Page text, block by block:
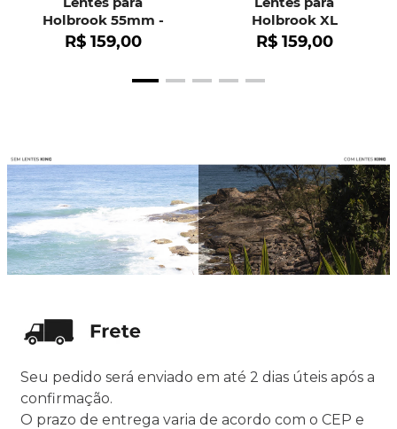
Holbrook 55mm -
OO9102
R$ 159,00
Holbrook XL
R$ 159,00
Seu pedido será enviado em até 2 dias úteis após a
confirmação.
O prazo de entrega varia de acordo com o CEP e